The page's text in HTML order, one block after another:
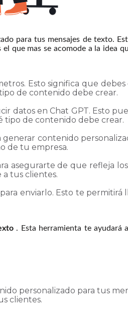
para tus mensajes de texto.
que mas se acomode a la idea
Esto significa que
de contenido debe crear.
datos en Chat GPT. Esto
tipo de contenido debe crear.
generar contenido
de tu empresa.
asegurarte de que refleja
tus clientes.
enviarlo. Esto te
. Esta herramienta te ayudará
personalizado para tus
clientes.